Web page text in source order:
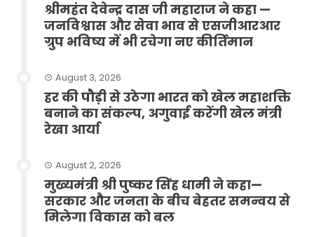
श्रीमहंत देवेन्द्र दास जी महाराज ने कहा —
जनविश्वास और सेवा भाव से एसजीआरआर
ग्रुप भविष्य में भी रचेगा नए कीर्तिमान
August 3, 2026
हर की पौड़ी से उठेगा भारत को खेल महाशक्ति
बनाने का संकल्प, अगुवाई करेंगी खेल मंत्री
रेखा आर्या
August 2, 2026
मुख्यमंत्री श्री पुष्कर सिंह धामी ने कहा—
सरकार और जनता के बीच बेहतर समन्वय से
मिलेगा विकास को बल